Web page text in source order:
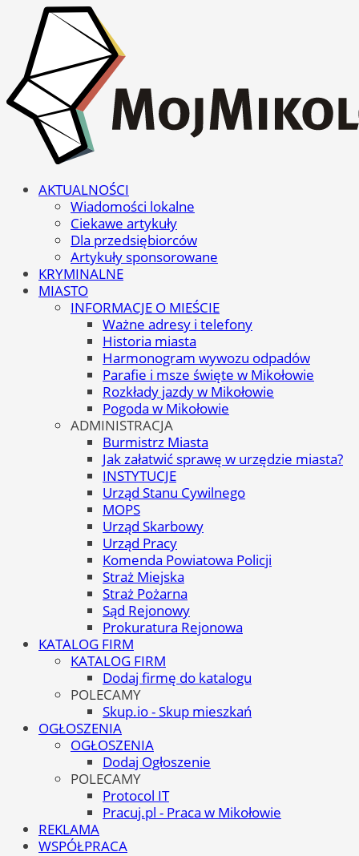
AKTUALNOŚCI
Wiadomości lokalne
Ciekawe artykuły
Dla przedsiębiorców
Artykuły sponsorowane
KRYMINALNE
MIASTO
INFORMACJE O MIEŚCIE
Ważne adresy i telefony
Historia miasta
Harmonogram wywozu odpadów
Parafie i msze święte w Mikołowie
Rozkłady jazdy w Mikołowie
Pogoda w Mikołowie
ADMINISTRACJA
Burmistrz Miasta
Jak załatwić sprawę w urzędzie miasta?
INSTYTUCJE
Urząd Stanu Cywilnego
MOPS
Urząd Skarbowy
Urząd Pracy
Komenda Powiatowa Policji
Straż Miejska
Straż Pożarna
Sąd Rejonowy
Prokuratura Rejonowa
KATALOG FIRM
KATALOG FIRM
Dodaj firmę do katalogu
POLECAMY
Skup.io - Skup mieszkań
OGŁOSZENIA
OGŁOSZENIA
Dodaj Ogłoszenie
POLECAMY
Protocol IT
Pracuj.pl - Praca w Mikołowie
REKLAMA
WSPÓŁPRACA